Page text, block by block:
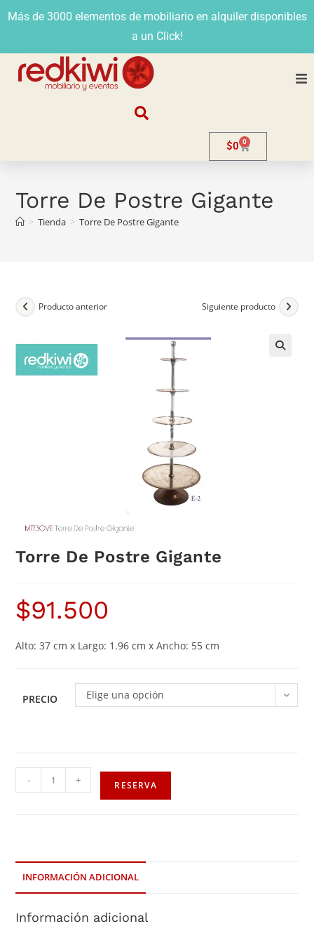
Más de 3000 elementos de mobiliario en alquiler disponibles
a un Click!
Venta
Contacto
$0 0
Torre De Postre Gigante
> Tienda > Torre De Postre Gigante
Producto anterior Siguiente producto
Torre De Postre Gigante
$91.500
Alto: 37 cm x Largo: 1.96 cm x Ancho: 55 cm
PRECIO Elige una opción
- + RESERVA
INFORMACIÓN ADICIONAL
Información adicional